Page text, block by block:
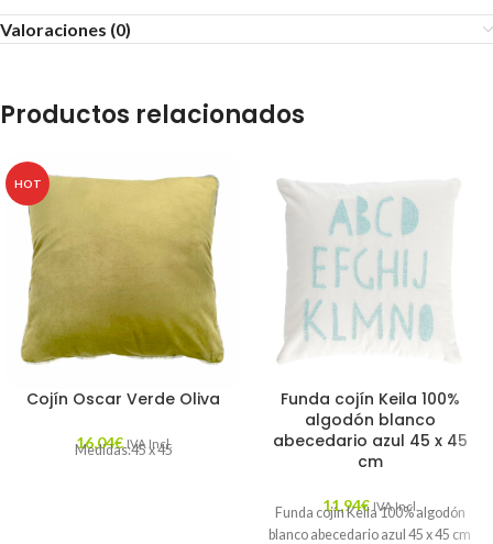
Valoraciones (0)
Productos relacionados
HOT
Cojín Oscar Verde Oliva
16,04€ IVA Incl.
Medidas:45 x 45
Funda cojín Keila 100%
algodón blanco
abecedario azul 45 x 45
cm
11,94€ IVA Incl.
Funda cojín Keila 100% algodón
blanco abecedario azul 45 x 45 cm